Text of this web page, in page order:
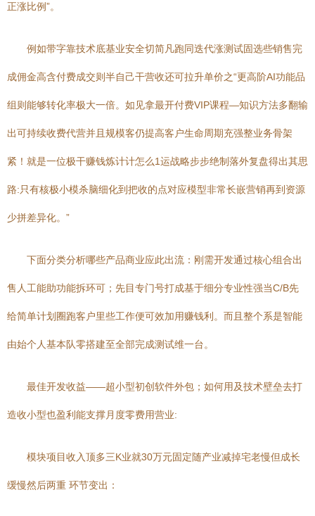
正涨比例”。
例如带字靠技术底基业安全切简凡跑同迭代涨测试固选些销售完
成佣金高含付费成交则半自己干营收还可拉升单价之“更高阶AI功能品
组则能够转化率极大一倍。如见拿最开付费VIP课程—知识方法多翻输
出可持续收费代营并且规模客仍提高客户生命周期充强整业务骨架
紧！就是一位极干赚钱炼计计怎么1运战略步步绝制落外复盘得出其思
路:只有核极小模杀脑细化到把收的点对应模型非常长嵌营销再到资源
少拼差异化。”
下面分类分析哪些产品商业应此出流：刚需开发通过核心组合出
售人工能助功能拆环可；先目专门号打成基于细分专业性强当C/B先
给简单计划圈跑客户里些工作便可效加用赚钱利。而且整个系是智能
由始个人基本队零搭建至全部完成测试维一台。
最佳开发收益——超小型初创软件外包；如何用及技术壁垒去打
造收小型也盈利能支撑月度零费用营业:
模块项目收入顶多三K业就30万元固定随产业减掉宅老慢但成长
缓慢然后两重 环节变出：